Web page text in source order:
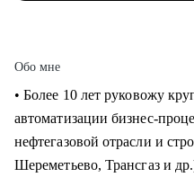
Обо мне
• Более 10 лет руковожу
автоматизации бизнес-
нефтегазовой отрасли и
Шереметьево, Трансгаз и